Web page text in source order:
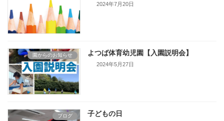
2024年7月20日
園からのお知らせ よつば体育幼児園【入園説明会】
2024年5月27日
ブログ 子どもの日